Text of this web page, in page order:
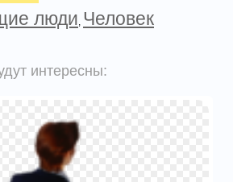
люди Человек
интересны: